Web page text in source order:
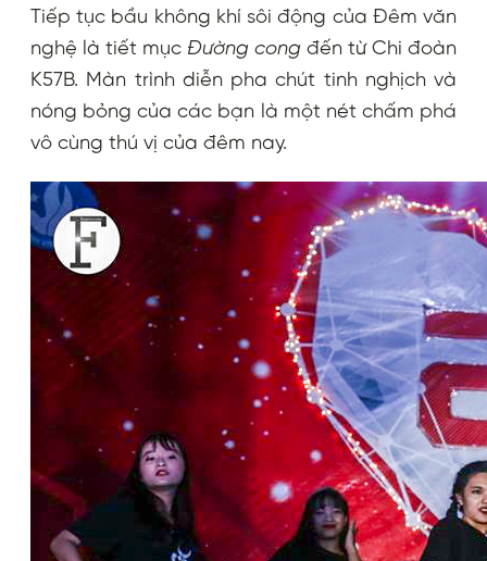
Tiếp tục bầu không khí sôi động của Đêm văn
nghệ là tiết mục Đường cong đến từ Chi đoàn
K57B. Màn trình diễn pha chút tinh nghịch và
nóng bỏng của các bạn là một nét chấm phá
vô cùng thú vị của đêm nay.